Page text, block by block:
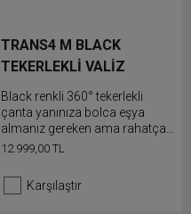
TRANS4 M BLACK
TEKERLEKLİ VALİZ
Black renkli 360° tekerlekli
çanta yanınıza bolca eşya
almanız gereken ama rahatça
hareket etmeye ihtiyaç
tasarlanmıştır
12.999,00 TL
Karşılaştır